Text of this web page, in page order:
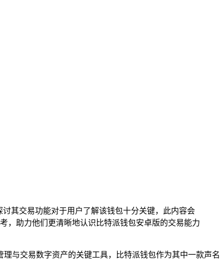
其交易功能对于用户了解该钱包十分关键，此内容会
，助力他们更清晰地认识比特派钱包安卓版的交易能力
与交易数字资产的关键工具，比特派钱包作为其中一款声名